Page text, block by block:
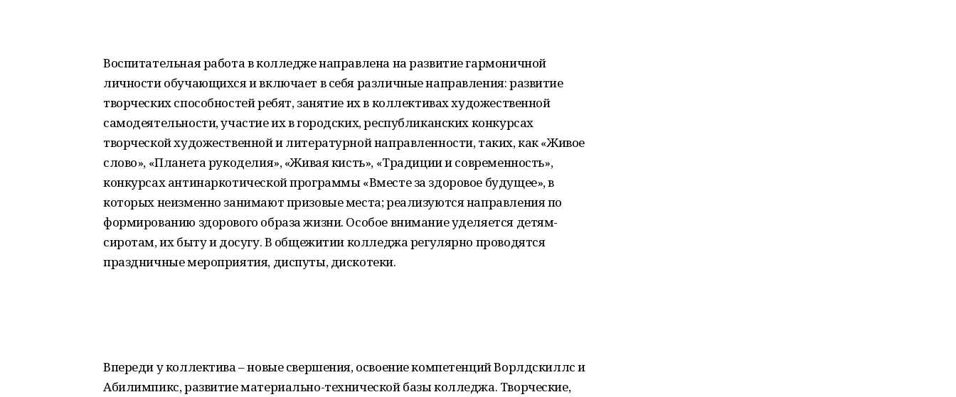
Воспитательная работа в колледже направлена на развитие гармоничной
личности обучающихся и включает в себя различные направления: развитие
творческих способностей ребят, занятие их в коллективах художественной
самодеятельности, участие их в городских, республиканских конкурсах
творческой художественной и литературной направленности, таких, как «Живое
слово», «Планета рукоделия», «Живая кисть», «Традиции и современность»,
конкурсах антинаркотической программы «Вместе за здоровое будущее», в
которых неизменно занимают призовые места; реализуются направления по
формированию здорового образа жизни. Особое внимание уделяется детям-
сиротам, их быту и досугу. В общежитии колледжа регулярно проводятся
праздничные мероприятия, диспуты, дискотеки.
Впереди у коллектива – новые свершения, освоение компетенций Ворлдскиллс и
Абилимпикс, развитие материально-технической базы колледжа. Творческие,